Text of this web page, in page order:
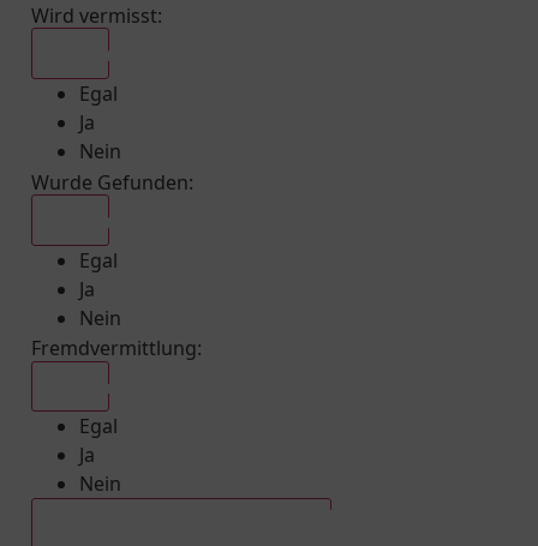
Wird vermisst:
Egal
Ja
Nein
Wurde Gefunden:
Egal
Ja
Nein
Fremdvermittlung:
Egal
Ja
Nein